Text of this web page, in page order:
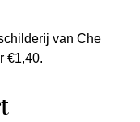
van Che
€1,40.